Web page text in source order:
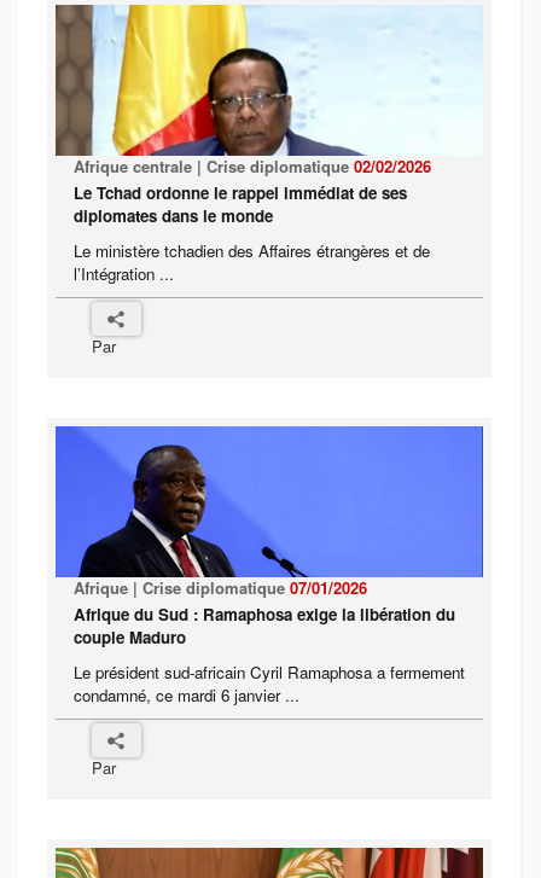
Afrique centrale | Crise diplomatique 02/02/2026
Le Tchad ordonne le rappel immédiat de ses
diplomates dans le monde
Le ministère tchadien des Affaires étrangères et de
l’Intégration ...
Par
Afrique | Crise diplomatique 07/01/2026
Afrique du Sud : Ramaphosa exige la libération du
couple Maduro
Le président sud-africain Cyril Ramaphosa a fermement
condamné, ce mardi 6 janvier ...
Par